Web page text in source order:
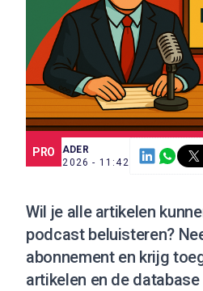
PRO
SCE TRADER
3 JUL. 2026 - 11:42
Wil je alle artikelen
podcast beluisteren?
abonnementen krijg
artikelen en de